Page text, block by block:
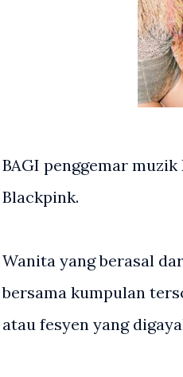
BAGI penggemar
Blackpink.
Wanita yang berasal
bersama kumpulan
atau fesyen yang